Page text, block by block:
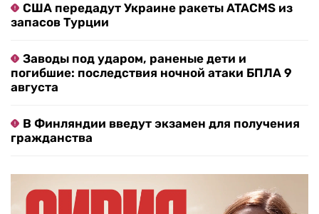
США передадут Украине ракеты ATACMS из
запасов Турции
Заводы под ударом, раненые дети и
погибшие: последствия ночной атаки БПЛА 9
августа
В Финляндии введут экзамен для получения
гражданства